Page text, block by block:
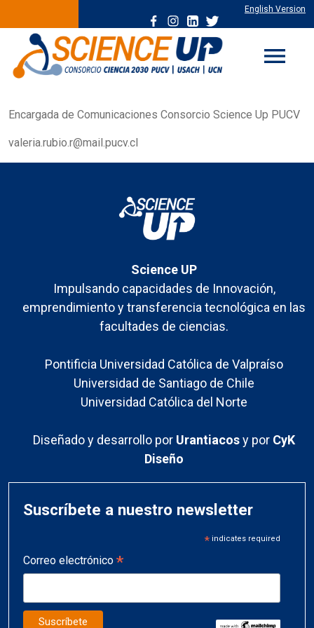
English Version
menu
Encargada de Comunicaciones Consorcio Science Up PUCV
valeria.rubio.r@mail.pucv.cl
Science UP
Impulsando capacidades de Innovación,
emprendimiento y transferencia tecnológica en las
facultades de ciencias.
Pontificia Universidad Católica de Valpraíso
Universidad de Santiago de Chile
Universidad Católica del Norte
Diseñado y desarrollo por Urantiacosy por CyK
Diseño
Suscríbete a nuestro newsletter
*indicates required
Correo electrónico *